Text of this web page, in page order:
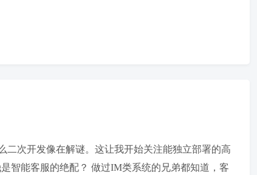
次开发像在解谜。这让我开始关注能独立部署的高
智能客服的绝配？ 做过IM类系统的兄弟都知道，客